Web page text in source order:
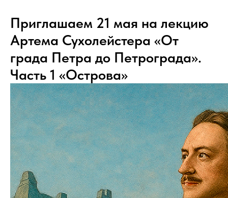
Приглашаем 21 мая на лекцию
Артема Сухолейстера «От
града Петра до Петрограда».
Часть 1 «Острова»